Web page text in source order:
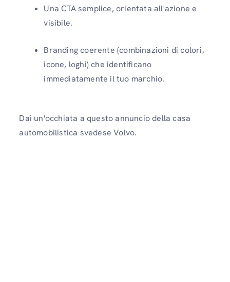
Una CTA semplice, orientata all'azione e
visibile.
Branding coerente (combinazioni di colori,
icone, loghi) che identificano
immediatamente il tuo marchio.
Dai un'occhiata a questo annuncio della casa
automobilistica svedese Volvo.